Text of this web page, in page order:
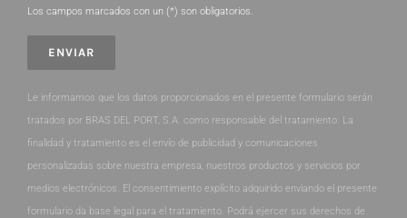
Los campos marcados con un (*) son obligatorios.
Le informamos que los datos proporcionados en el presente formulario serán
tratados por BRAS DEL PORT, S.A. como responsable del tratamiento. La
finalidad y tratamiento es el envío de publicidad y comunicaciones
personalizadas sobre nuestra empresa, nuestros productos y servicios por
medios electrónicos. El consentimiento explícito adquirido enviando el presente
formulario da base legal para el tratamiento. Podrá ejercer sus derechos de